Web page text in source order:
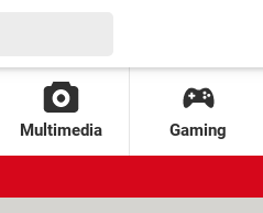
Multimedia Gaming